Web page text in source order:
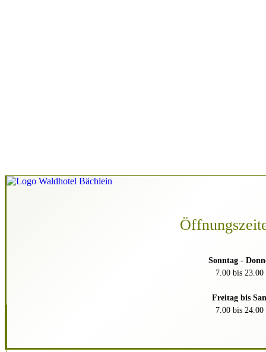
Sonntag -
7.00 bis
Freitag bis
7.00 bis